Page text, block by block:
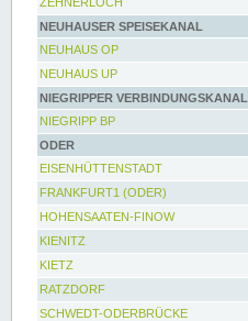
NEUHAUSER SPEISEKANAL
NEUHAUS OP
NEUHAUS UP
NIEGRIPPER VERBINDUNGSKANAL
NIEGRIPP BP
ODER
EISENHÜTTENSTADT
FRANKFURT1 (ODER)
HOHENSAATEN-FINOW
KIENITZ
KIETZ
RATZDORF
SCHWEDT-ODERBRÜCKE